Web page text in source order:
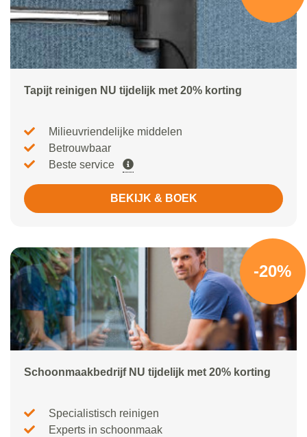
Tapijt reinigen NU tijdelijk met 20% korting
Milieuvriendelijke middelen
Betrouwbaar
Beste service
BEKIJK & BOEK
-20%
Schoonmaakbedrijf NU tijdelijk met 20% korting
Specialistisch reinigen
Experts in schoonmaak